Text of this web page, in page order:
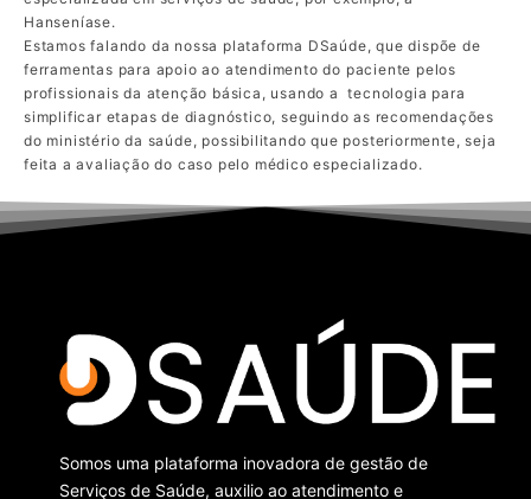
Hanseníase.
Estamos falando da nossa plataforma DSaúde, que dispõe de
ferramentas para apoio ao atendimento do paciente pelos
profissionais da atenção básica, usando a tecnologia para
simplificar etapas de diagnóstico, seguindo as recomendações
do ministério da saúde, possibilitando que posteriormente, seja
feita a avaliação do caso pelo médico especializado.
Somos uma plataforma inovadora de gestão de
Serviços de Saúde, auxilio ao atendimento e